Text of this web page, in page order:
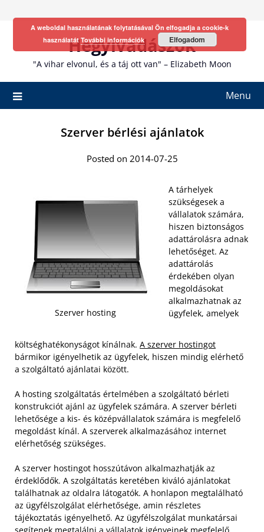
Hegyivadászok
"A vihar elvonul, és a táj ott van" – Elizabeth Moon
Menu
Szerver bérlési ajánlatok
Posted on 2014-07-25
Szerver hosting
A tárhelyek
szükségesek a
vállalatok számára,
hiszen biztonságos
adattárolásra adnak
lehetőséget. Az
adattárolás
érdekében olyan
megoldásokat
alkalmazhatnak az
ügyfelek, amelyek
költséghatékonyságot kínálnak. A szerver hostingot
bármikor igényelhetik az ügyfelek, hiszen mindig elérhető
a szolgáltató ajánlatai között.
A hosting szolgáltatás értelmében a szolgáltató bérleti
konstrukciót ajánl az ügyfelek számára. A szerver bérleti
lehetősége a kis- és középvállalatok számára is megfelelő
megoldást kínál. A szerverek alkalmazásához internet
elérhetőség szükséges.
A szerver hostingot hosszútávon alkalmazhatják az
érdeklődők. A szolgáltatás keretében kiváló ajánlatokat
találhatnak az oldalra látogatók. A honlapon megtalálható
az ügyfélszolgálat elérhetősége, amin részletes
tájékoztatás igényelhető. Az ügyfélszolgálat munkatársai
segítenek megtalálni a vállalatok igényeinek megfelelő
A weboldal használatának folytatásával Ön elfogadja a cookie-k
használatátTovábbi információk Elfogadom